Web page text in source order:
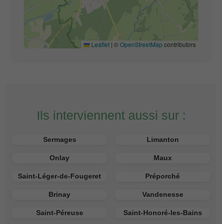
Leaflet | ©OpenStreetMap contributors
Ils interviennent aussi sur :
Sermages Limanton
Onlay Maux
Saint-Léger-de-Fougeret Préporché
Brinay Vandenesse
Saint-Péreuse Saint-Honoré-les-Bains